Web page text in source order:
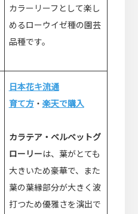
カラーリーフとして楽し
めるローウイゼ種の園芸
品種です。
日本花キ流通
育て方・ 楽天で購入
カラテア・ベルベットグ
ローリーは、葉がとても
大きいため豪華で、また
葉の葉縁部分が大きく波
打つため優雅さを演出で